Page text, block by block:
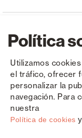
Política
Utilizamos
el tráfico, ofrecer
personalizar la
navegación. Para
nuestra
Política de cookies y
Copyright © Saxun 2023 -